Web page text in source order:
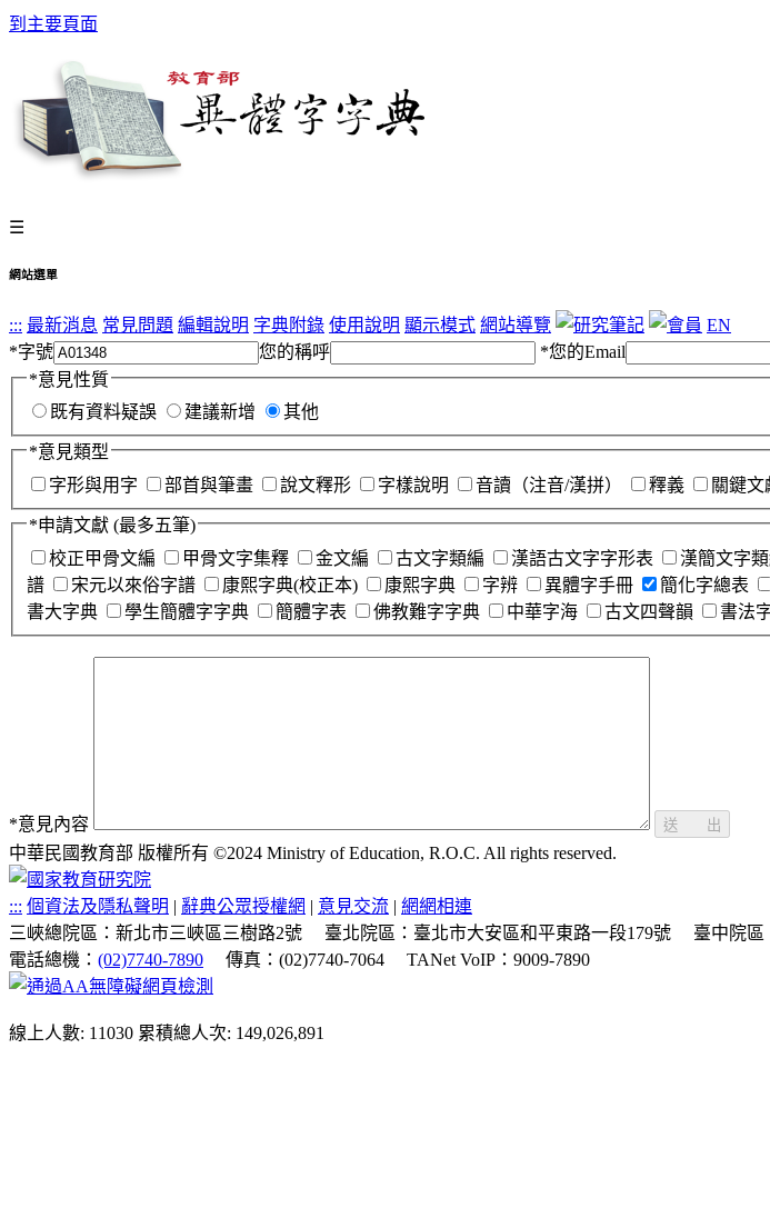
到主要頁面
☰
網站選單
::: 最新消息 常見問題 編輯說明 字典附錄 使用說明 顯示模式 網站導覽
EN
*字號 您的稱呼 *您的Email
*意見性質
既有資料疑誤
建議新增 其他
*意見類型
字形與用字
部首與筆畫 說文釋形 字樣說明 音讀（注音/漢拼） 釋義 關鍵文
*申請文獻 (最多五筆)
校正甲骨文編
甲骨文字集釋 金文編 古文字類編 漢語古文字字形表 漢簡文字
譜
宋元以來俗字譜 康熙字典(校正本) 康熙字典 字辨 異體字手冊 簡化字總表
書大字典
學生簡體字字典 簡體字表 佛教難字字典 中華字海 古文四聲韻 書法
*意見內容 送 出
中華民國教育部 版權所有 ©2024 Ministry of Education, R.O.C. All rights reserved.
::: 個資法及隱私聲明 | 辭典公眾授權網 | 意見交流 | 網網相連
三峽總院區：新北市三峽區三樹路2號
臺北院區：臺北市大安區和平東路一段179號
臺中院區
電話總機： (02)7740-7890 傳真：(02)7740-7064 TANet VoIP：9009-7890
線上人數: 11030 累積總人次: 149,026,891